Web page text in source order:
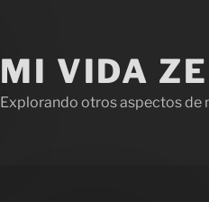
MI VIDA
Explorando otros aspectos de